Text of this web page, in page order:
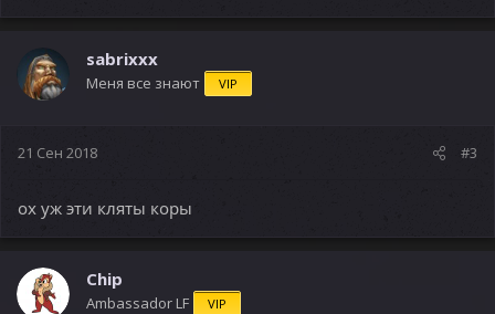
Да ситуации бывают разными и все зависит от
общего живого онлайна расы.
Да, я не собираюсь играть за акроспеца, тем более
sabrixxx
Меня все знают VIP
21 Сен 2018 #3
ох уж эти кляты коры
Chip
Ambassador LF VIP